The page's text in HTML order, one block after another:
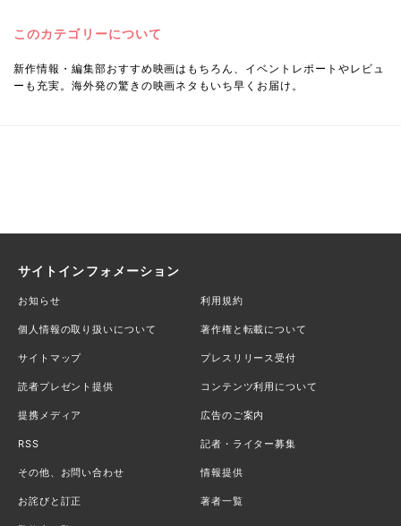
このカテゴリーについて
新作情報・編集部おすすめ映画はもちろん、イベントレポートやレビュ
ーも充実。海外発の驚きの映画ネタもいち早くお届け。
サイトインフォメーション
お知らせ 利用規約
個人情報の取り扱いについて 著作権と転載について
サイトマップ プレスリリース受付
読者プレゼント提供 コンテンツ利用について
提携メディア 広告のご案内
RSS 記者・ライター募集
その他、お問い合わせ 情報提供
お詫びと訂正 著者一覧